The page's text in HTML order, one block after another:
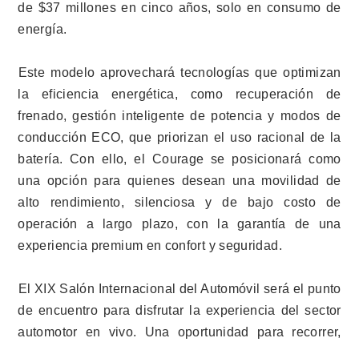
de $37 millones en cinco años, solo en consumo de
energía.
Este modelo aprovechará tecnologías que optimizan
la eficiencia energética, como recuperación de
frenado, gestión inteligente de potencia y modos de
conducción ECO, que priorizan el uso racional de la
batería. Con ello, el Courage se posicionará como
una opción para quienes desean una movilidad de
alto rendimiento, silenciosa y de bajo costo de
operación a largo plazo, con la garantía de una
experiencia premium en confort y seguridad.
El XIX Salón Internacional del Automóvil será el punto
de encuentro para disfrutar la experiencia del sector
automotor en vivo. Una oportunidad para recorrer,